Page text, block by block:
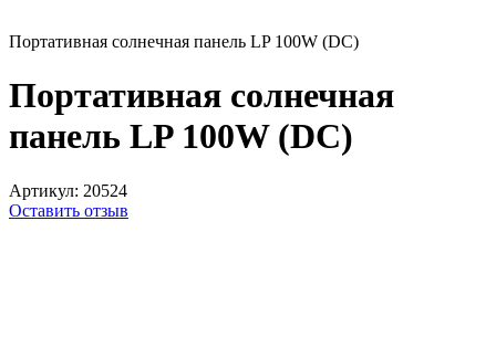
Портативная солнечная панель LP 100W (DC)
Портативная солнечная
панель LP 100W (DC)
Артикул: 20524
Оставить отзыв